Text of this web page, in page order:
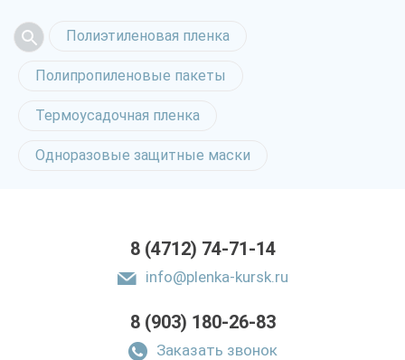
Полиэтиленовая пленка
Полипропиленовые пакеты
Термоусадочная пленка
Одноразовые защитные маски
8 (4712) 74-71-14
info@plenka-kursk.ru
8 (903) 180-26-83
Заказать звонок